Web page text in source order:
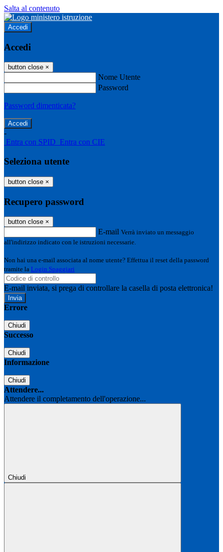
Salta al contenuto
Accedi
Accedi
button close ×
Nome Utente
Password
Password dimenticata?
-
Entra con SPID Entra con CIE
Seleziona utente
button close ×
Recupero password
button close ×
E-mail Verrà inviato un messaggio
all'indirizzo indicato con le istruzioni necessarie.
Non hai una e-mail associata al nome utente? Effettua il reset della password
tramite la Login Spaggiari
E-mail inviata, si prega di controllare la casella di posta elettronica!
Errore
Chiudi
Successo
Chiudi
Informazione
Chiudi
Attendere...
Attendere il completamento dell'operazione...
Chiudi